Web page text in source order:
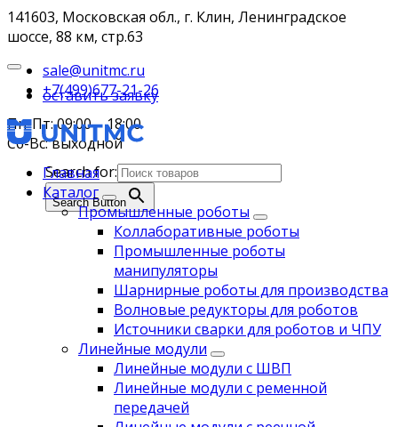
141603, Московская обл., г. Клин, Ленинградское
шоссе, 88 км, стр.63
sale@unitmc.ru
+7(499)677-21-26
Пн-Пт: 09:00 – 18:00
Сб-Вс: выходной
Search for:
Search Button
оставить заявку
Главная
Каталог
Промышленные роботы
Коллаборативные роботы
Промышленные роботы
манипуляторы
Шарнирные роботы для производства
Волновые редукторы для роботов
Источники сварки для роботов и ЧПУ
Линейные модули
Линейные модули с ШВП
Линейные модули с ременной
передачей